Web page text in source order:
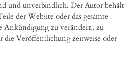
und unverbindlich. Der Autor behält
der Website oder das gesamte
Ankündigung zu verändern, zu
die Veröffentlichung zeitweise oder